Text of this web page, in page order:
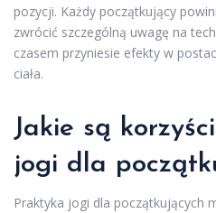
pozycji. Każdy początkujący
zwrócić szczególną uwagę na
czasem przyniesie efekty w
ciała.
Jakie są
jogi dla
Praktyka jogi dla początkujących